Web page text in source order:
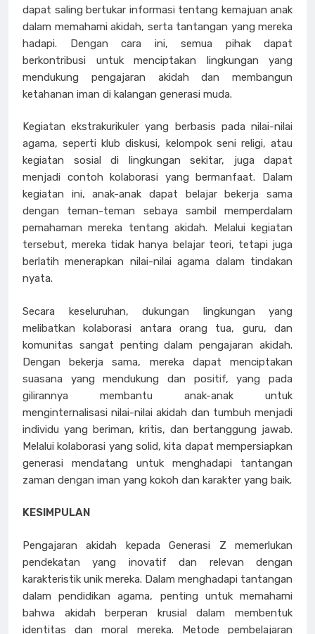
dapat saling bertukar informasi tentang kemajuan anak
dalam memahami akidah, serta tantangan yang mereka
hadapi. Dengan cara ini, semua pihak dapat
berkontribusi untuk menciptakan lingkungan yang
mendukung pengajaran akidah dan membangun
ketahanan iman di kalangan generasi muda.
Kegiatan ekstrakurikuler yang berbasis pada nilai-nilai
agama, seperti klub diskusi, kelompok seni religi, atau
kegiatan sosial di lingkungan sekitar, juga dapat
menjadi contoh kolaborasi yang bermanfaat. Dalam
kegiatan ini, anak-anak dapat belajar bekerja sama
dengan teman-teman sebaya sambil memperdalam
pemahaman mereka tentang akidah. Melalui kegiatan
tersebut, mereka tidak hanya belajar teori, tetapi juga
berlatih menerapkan nilai-nilai agama dalam tindakan
nyata.
Secara keseluruhan, dukungan lingkungan yang
melibatkan kolaborasi antara orang tua, guru, dan
komunitas sangat penting dalam pengajaran akidah.
Dengan bekerja sama, mereka dapat menciptakan
suasana yang mendukung dan positif, yang pada
gilirannya membantu anak-anak untuk
menginternalisasi nilai-nilai akidah dan tumbuh menjadi
individu yang beriman, kritis, dan bertanggung jawab.
Melalui kolaborasi yang solid, kita dapat mempersiapkan
generasi mendatang untuk menghadapi tantangan
zaman dengan iman yang kokoh dan karakter yang baik.
KESIMPULAN
Pengajaran akidah kepada Generasi Z memerlukan
pendekatan yang inovatif dan relevan dengan
karakteristik unik mereka. Dalam menghadapi tantangan
dalam pendidikan agama, penting untuk memahami
bahwa akidah berperan krusial dalam membentuk
identitas dan moral mereka. Metode pembelajaran